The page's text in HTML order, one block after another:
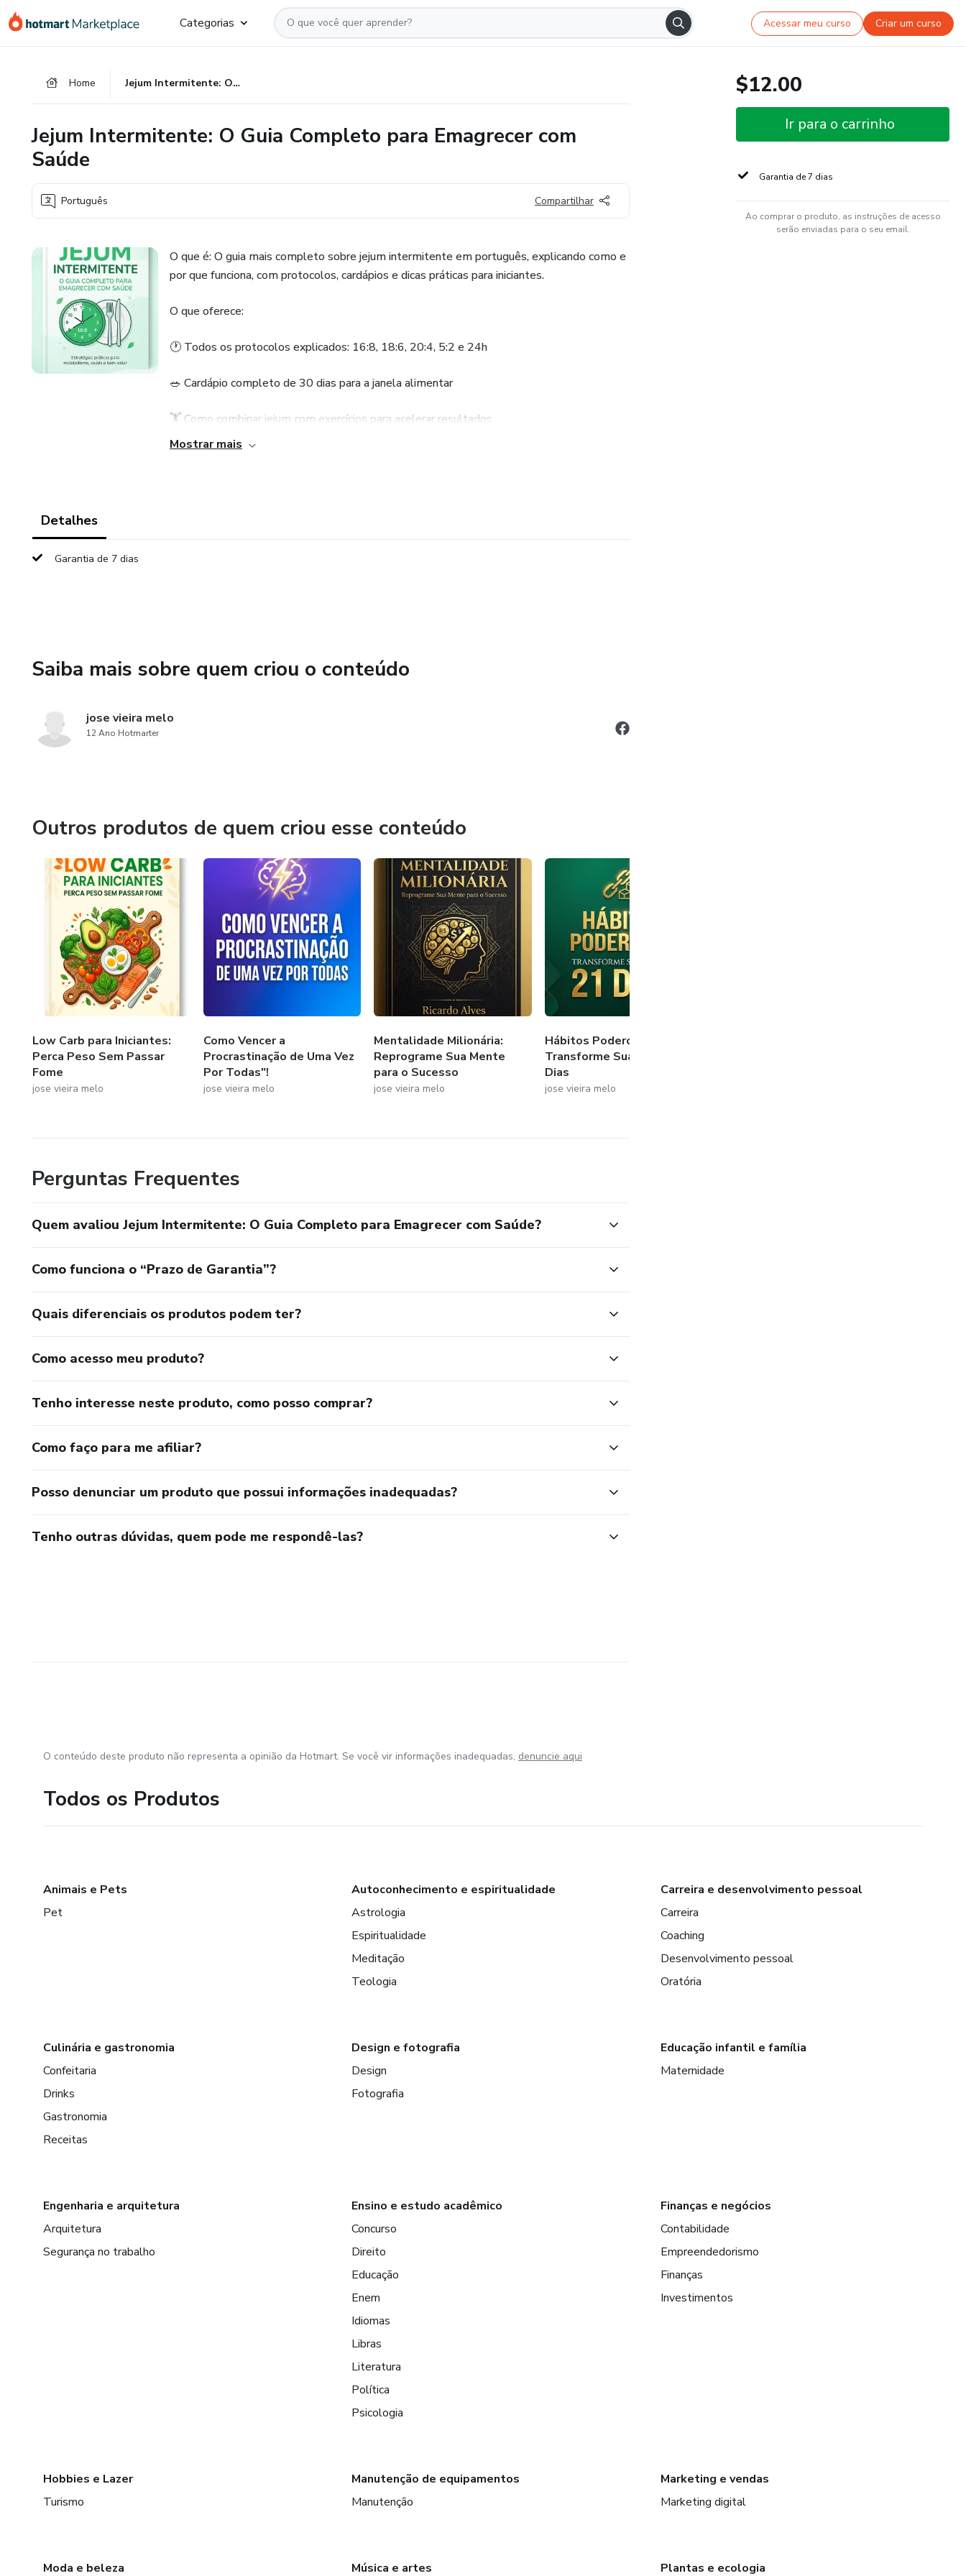
para
para
para
Categorias Acessar meu curso Criar um curso
Home Jejum Intermitente: O Guia Completo para Emagrecer com Saúde
Jejum Intermitente: O Guia Completo para Emagrecer com
Saúde
Português Compartilhar
O que é: O guia mais completo sobre jejum intermitente em português, explicando como e
por que funciona, com protocolos, cardápios e dicas práticas para iniciantes.
O que oferece:
🕐 Todos os protocolos explicados: 16:8, 18:6, 20:4, 5:2 e 24h
🥗 Cardápio completo de 30 dias para a janela alimentar
🏋️ Como combinar jejum com exercícios para acelerar resultados
Mostrar mais
Detalhes
Garantia de 7 dias
Saiba mais sobre quem criou o conteúdo
jose vieira melo
12 Ano Hotmarter
Outros produtos de quem criou esse conteúdo
Low Carb para Iniciantes:
Perca Peso Sem Passar
Fome
jose vieira melo
Como Vencer a
Procrastinação de Uma Vez
Por Todas"!
jose vieira melo
Mentalidade Milionária:
Reprograme Sua Mente
para o Sucesso
jose vieira melo
Hábitos Poderosos:
Transforme Sua Vida em 21
Dias
jose vieira melo
Perguntas Frequentes
Quem avaliou Jejum Intermitente: O Guia Completo para Emagrecer com Saúde?
Como funciona o “Prazo de Garantia”?
Quais diferenciais os produtos podem ter?
Como acesso meu produto?
Tenho interesse neste produto, como posso comprar?
Como faço para me afiliar?
Posso denunciar um produto que possui informações inadequadas?
Tenho outras dúvidas, quem pode me respondê-las?
$12.00
Ir para o carrinho
Garantia de 7 dias
Ao comprar o produto, as instruções de acesso
serão enviadas para o seu email.
O conteúdo deste produto não representa a opinião da Hotmart. Se você vir informações inadequadas, denuncie aqui
Todos os Produtos
Animais e Pets
Pet
Autoconhecimento e espiritualidade
Astrologia
Espiritualidade
Meditação
Teologia
Carreira e desenvolvimento pessoal
Carreira
Coaching
Desenvolvimento pessoal
Oratória
Culinária e gastronomia
Confeitaria
Drinks
Gastronomia
Receitas
Design e fotografia
Design
Fotografia
Educação infantil e família
Maternidade
Engenharia e arquitetura
Arquitetura
Segurança no trabalho
Ensino e estudo acadêmico
Concurso
Direito
Educação
Enem
Idiomas
Libras
Literatura
Política
Psicologia
Finanças e negócios
Contabilidade
Empreendedorismo
Finanças
Investimentos
Hobbies e Lazer
Turismo
Manutenção de equipamentos
Manutenção
Marketing e vendas
Marketing digital
Moda e beleza Música e artes Plantas e ecologia